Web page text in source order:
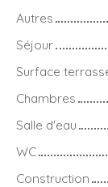
Autres
Séjour
Surface
Chambres
Salle d'eau
WC
Construction